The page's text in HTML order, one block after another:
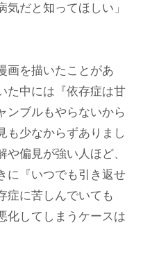
だと知ってほしい」
画を描いたことがあ
た中には『依存症は甘
ンブルもやらないから
も少なからずありまし
偏見が強い人ほど、
に『いつでも引き返せ
症に苦しんでいても
化してしまうケースは